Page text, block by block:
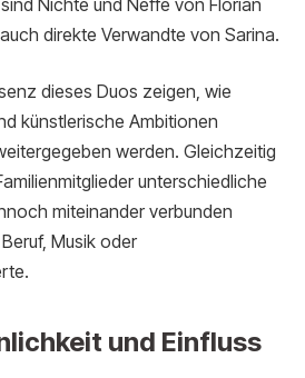
Nichte und Neffe von Florian
direkte Verwandte von Sarina.
dieses Duos zeigen, wie
künstlerische Ambitionen
werden. Gleichzeitig
unterschiedliche
miteinander verbunden
Musik oder
und Einfluss